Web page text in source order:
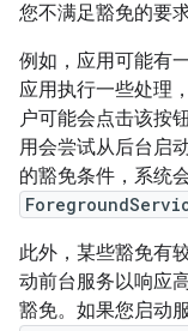
您不满足豁免的要
例如，应用可能有
应用执行一些处理
户可能会点击该按
用会尝试从后台启
的豁免条件，系统
此外，某些豁免有
动前台服务以响应
豁免。如果您启动